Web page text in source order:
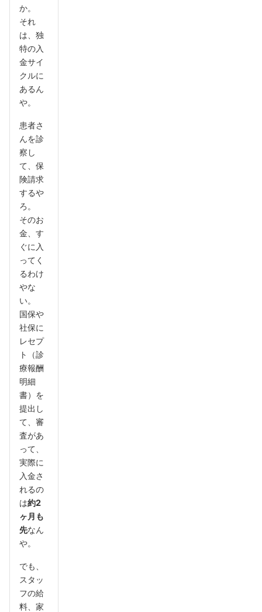
か。
それ
は、独
特の入
金サイ
クルに
あるん
や。
患者さ
んを診
察し
て、保
険請求
するや
ろ。
そのお
金、す
ぐに入
ってく
るわけ
やな
い。
国保や
社保に
レセプ
ト（診
療報酬
明細
書）を
提出し
て、審
査があ
って、
実際に
入金さ
れるの
は約2
ヶ月も
先なん
や。
でも、
スタッ
フの給
料、家